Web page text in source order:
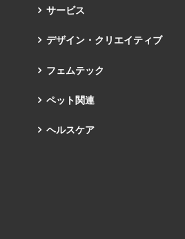
サービス
デザイン・クリエイティブ
フェムテック
ペット関連
ヘルスケア